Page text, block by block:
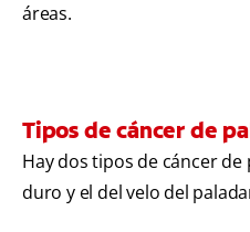
áreas.
Tipos de cáncer de
Hay dos tipos de cáncer
duro y el del velo del